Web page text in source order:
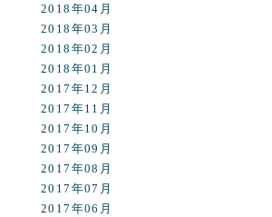
2018年04月
2018年03月
2018年02月
2018年01月
2017年12月
2017年11月
2017年10月
2017年09月
2017年08月
2017年07月
2017年06月